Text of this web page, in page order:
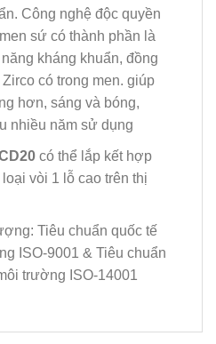
Công nghệ độc quyền
sứ có thành phần là
kháng khuẩn, đồng
có trong men. giúp
hơn, sáng và bóng,
nhiều năm sử dụng
có thể lắp kết hợp
vòi 1 lỗ cao trên thị
Tiêu chuẩn quốc tế
ISO-9001 & Tiêu chuẩn
trường ISO-14001